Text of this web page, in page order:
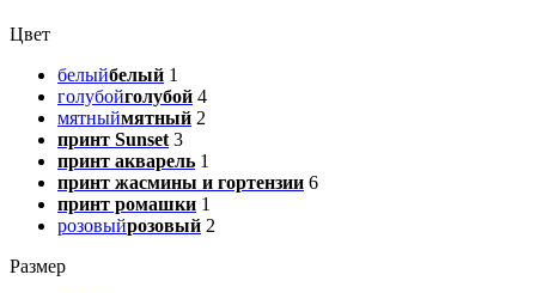
Цвет
белыйбелый 1
голубойголубой 4
мятныймятный 2
принт Sunset 3
принт акварель 1
принт жасмины и гортензии 6
принт ромашки 1
розовыйрозовый 2
Размер